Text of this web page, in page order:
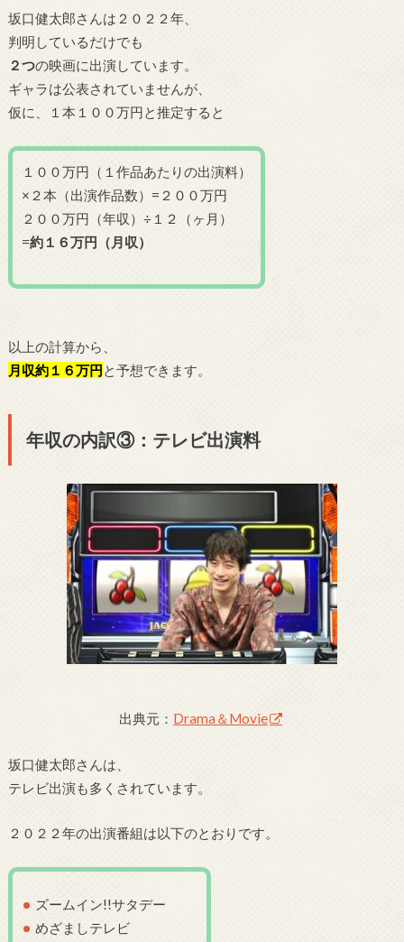
坂口健太郎さんは２０２２年、
判明しているだけでも
２つの映画に出演しています。
ギャラは公表されていませんが、
仮に、１本１００万円と推定すると
１００万円（１作品あたりの出演料）
×２本（出演作品数）=２００万円
２００万円（年収）÷１２（ヶ月）
=約１６万円（月収）
以上の計算から、
月収約１６万円と予想できます。
年収の内訳③：テレビ出演料
出典元： Drama＆Movie
坂口健太郎さんは、
テレビ出演も多くされています。
２０２２年の出演番組は以下のとおりです。
ズームイン!!サタデー
めざましテレビ